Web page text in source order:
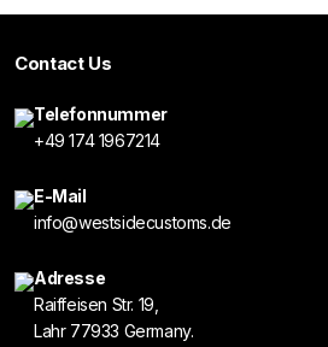
Contact Us
Telefonnummer
+49 174 1967214
E-Mail
info@westsidecustoms.de
Adresse
Raiffeisen Str. 19,
Lahr 77933 Germany.